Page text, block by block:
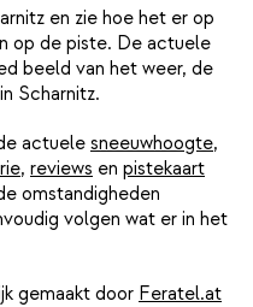
en zie hoe het er op
op de piste. De actuele
beeld van het weer, de
Scharnitz.
actuele sneeuwhoogte,
, reviews en pistekaart
omstandigheden
volgen wat er in het
gemaakt door Feratel.at